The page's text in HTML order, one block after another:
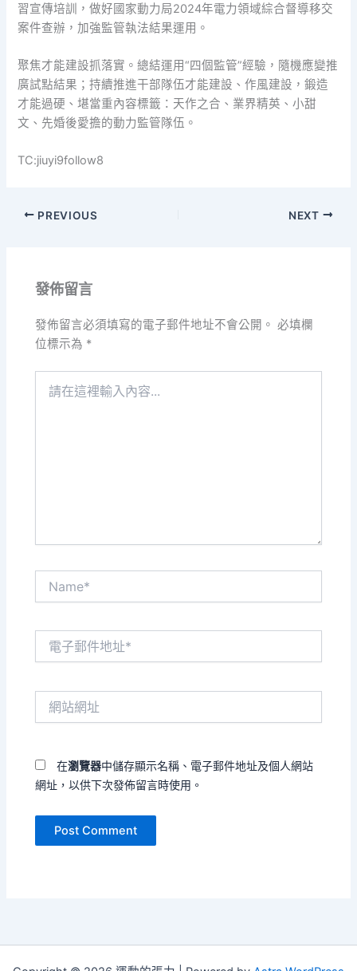
習宣傳培訓，做好國家動力局2024年電力領域綜合督導移交
案件查辦，加強監管執法結果運用。
聚焦才能建設抓落實。總結運用“四個監管”經驗，隨機應變推
廣試點結果；持續推進干部隊伍才能建設、作風建設，鍛造
才能過硬、堪當重內容標籤：天作之合、業界精英、小甜
文、先婚後愛擔的動力監管隊伍。
TC:jiuyi9follow8
PREVIOUS NEXT
發佈留言
發佈留言必須填寫的電子郵件地址不會公開。 必填欄
位標示為 *
在瀏覽器中儲存顯示名稱、電子郵件地址及個人網站
網址，以供下次發佈留言時使用。